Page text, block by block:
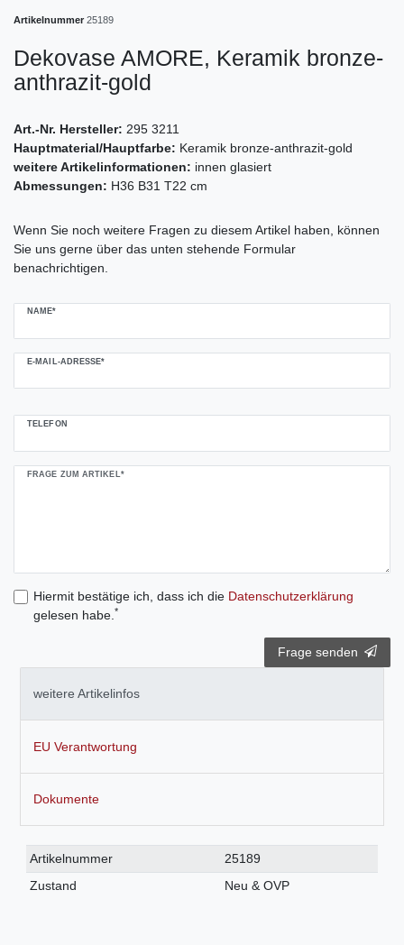
Artikelnummer 25189
Dekovase AMORE, Keramik bronze-
anthrazit-gold
Art.-Nr. Hersteller: 295 3211
Hauptmaterial/Hauptfarbe: Keramik bronze-anthrazit-gold
weitere Artikelinformationen: innen glasiert
Abmessungen: H36 B31 T22 cm
Wenn Sie noch weitere Fragen zu diesem Artikel haben, können
Sie uns gerne über das unten stehende Formular
benachrichtigen.
NAME*
E-MAIL-ADRESSE*
TELEFON
FRAGE ZUM ARTIKEL*
Hiermit bestätige ich, dass ich die Daten­schutz­erklärung
gelesen habe. *
Frage senden
weitere Artikelinfos
EU Verantwortung
Dokumente
Technisches
Merkmal
Wert
Artikelnummer
25189
Zustand
Neu & OVP